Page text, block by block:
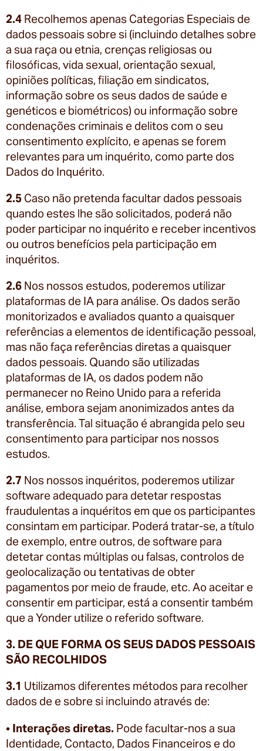
2.4 Recolhemos apenas Categorias Especiais de
dados pessoais sobre si (incluindo detalhes sobre
a sua raça ou etnia, crenças religiosas ou
filosóficas, vida sexual, orientação sexual,
opiniões políticas, filiação em sindicatos,
informação sobre os seus dados de saúde e
genéticos e biométricos) ou informação sobre
condenações criminais e delitos com o seu
consentimento explícito, e apenas se forem
relevantes para um inquérito, como parte dos
Dados do Inquérito.
2.5 Caso não pretenda facultar dados pessoais
quando estes lhe são solicitados, poderá não
poder participar no inquérito e receber incentivos
ou outros benefícios pela participação em
inquéritos.
2.6 Nos nossos estudos, poderemos utilizar
plataformas de IA para análise. Os dados serão
monitorizados e avaliados quanto a quaisquer
referências a elementos de identificação pessoal,
mas não faça referências diretas a quaisquer
dados pessoais. Quando são utilizadas
plataformas de IA, os dados podem não
permanecer no Reino Unido para a referida
análise, embora sejam anonimizados antes da
transferência. Tal situação é abrangida pelo seu
consentimento para participar nos nossos
estudos.
2.7 Nos nossos inquéritos, poderemos utilizar
software adequado para detetar respostas
fraudulentas a inquéritos em que os participantes
consintam em participar. Poderá tratar-se, a título
de exemplo, entre outros, de software para
detetar contas múltiplas ou falsas, controlos de
geolocalização ou tentativas de obter
pagamentos por meio de fraude, etc. Ao aceitar e
consentir em participar, está a consentir também
que a Yonder utilize o referido software.
3. DE QUE FORMA OS SEUS DADOS PESSOAIS
SÃO RECOLHIDOS
3.1 Utilizamos diferentes métodos para recolher
dados de e sobre si incluindo através de:
• Interações diretas. Pode facultar-nos a sua
Identidade, Contacto, Dados Financeiros e do